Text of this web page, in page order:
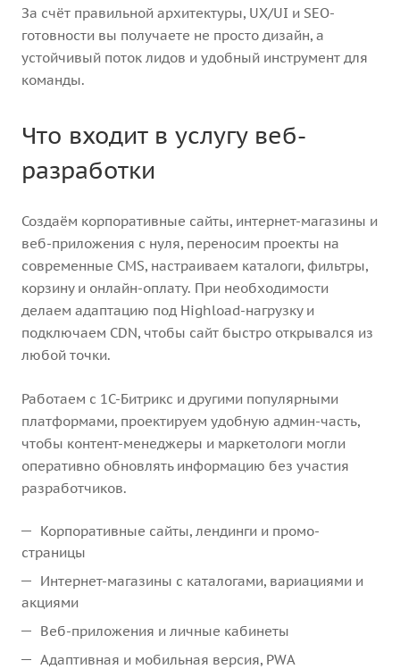
За счёт правильной архитектуры, UX/UI и SEO-
готовности вы получаете не просто дизайн, а
устойчивый поток лидов и удобный инструмент для
команды.
Что входит в услугу веб-
разработки
Создаём корпоративные сайты, интернет-магазины и
веб-приложения с нуля, переносим проекты на
современные CMS, настраиваем каталоги, фильтры,
корзину и онлайн-оплату. При необходимости
делаем адаптацию под Highload-нагрузку и
подключаем CDN, чтобы сайт быстро открывался из
любой точки.
Работаем с 1С-Битрикс и другими популярными
платформами, проектируем удобную админ-часть,
чтобы контент-менеджеры и маркетологи могли
оперативно обновлять информацию без участия
разработчиков.
Корпоративные сайты, лендинги и промо-
страницы
Интернет-магазины с каталогами, вариациями и
акциями
Веб-приложения и личные кабинеты
Адаптивная и мобильная версия, PWA